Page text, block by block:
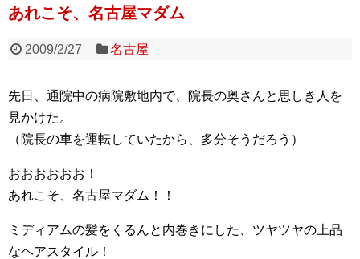
あれこそ、名古屋マダム
2009/2/27 名古屋
先日、通院中の病院敷地内で、院長の奥さんと思しき人を
見かけた。
（院長の車を運転していたから、多分そうだろう）
おおおおおお！
あれこそ、名古屋マダム！！
ミディアムの髪をくるんと内巻きにした、ツヤツヤの上品
なヘアスタイル！